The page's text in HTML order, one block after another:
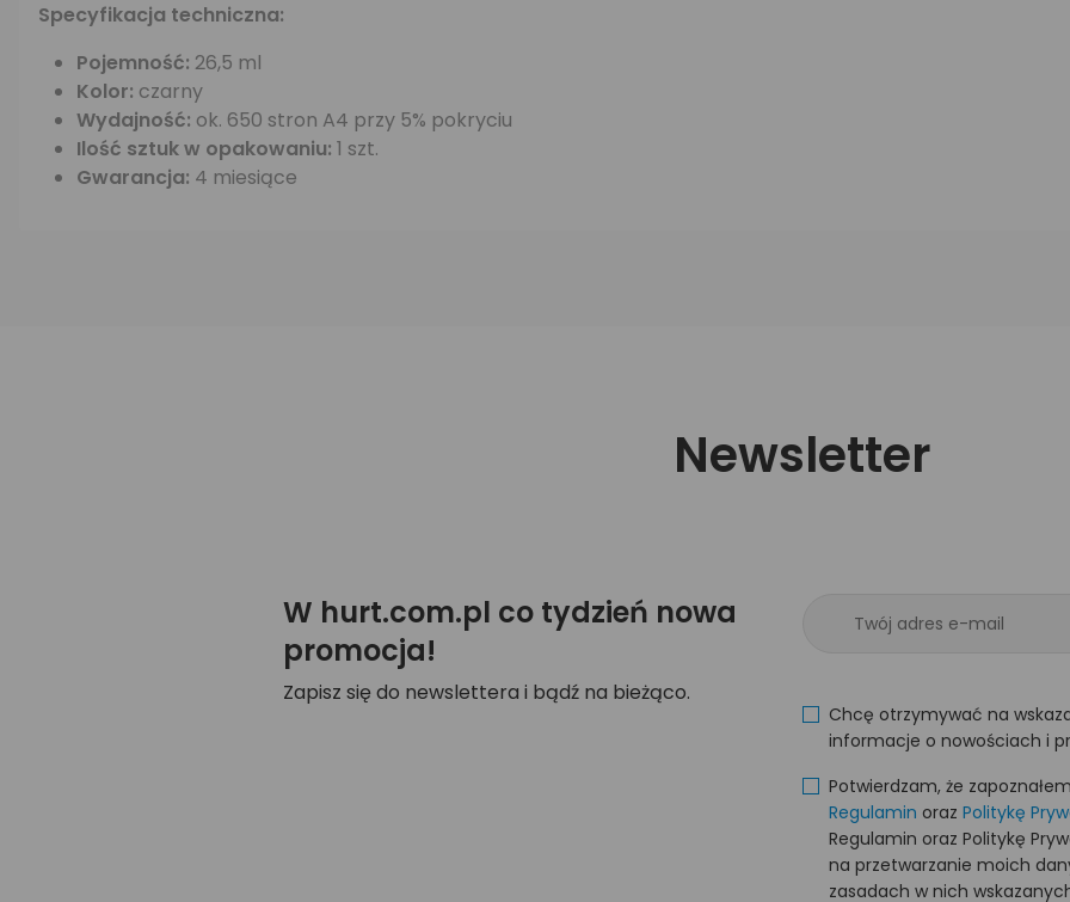
Specyfikacja techniczna:
Pojemność: 26,5 ml
Kolor: czarny
Wydajność: ok. 650 stron A4 przy 5% pokryciu
Ilość sztuk w opakowaniu: 1 szt.
Gwarancja: 4 miesiące
Newsletter
W hurt.com.pl co tydzień nowa
promocja!
Zapisz się do newslettera i bądź na bieżąco.
Chcę otrzymywać na
informacje o nowościach i
Potwierdzam, że
Regulamin oraz Politykę
Regulamin oraz Politykę
na przetwarzanie moich
zasadach w nich